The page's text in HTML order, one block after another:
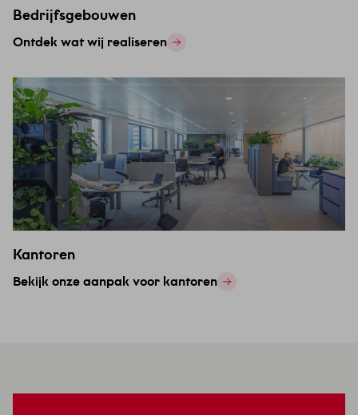
Bedrijfsgebouwen
Ontdek wat wij realiseren
Kantoren
Bekijk onze aanpak voor kantoren